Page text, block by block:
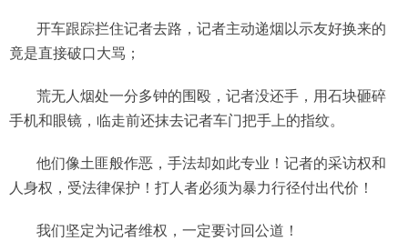
开车跟踪拦住记者去路，记者主动递烟以示友好换来的
竟是直接破口大骂；
荒无人烟处一分多钟的围殴，记者没还手，用石块砸碎
手机和眼镜，临走前还抹去记者车门把手上的指纹。
他们像土匪般作恶，手法却如此专业！记者的采访权和
人身权，受法律保护！打人者必须为暴力行径付出代价！
我们坚定为记者维权，一定要讨回公道！